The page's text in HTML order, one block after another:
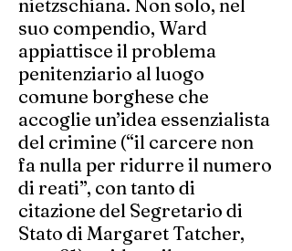
nietzschiana. Non solo, nel
suo compendio, Ward
appiattisce il problema
penitenziario al luogo
comune borghese che
accoglie un’idea essenzialista
del crimine (“il carcere non
fa nulla per ridurre il numero
di reati”, con tanto di
citazione del Segretario di
Stato di Margaret Tatcher,